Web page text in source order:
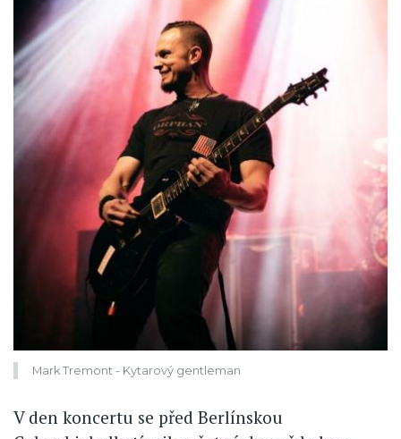
Mark Tremont - Kytarový gentleman
V den koncertu se před Berlínskou